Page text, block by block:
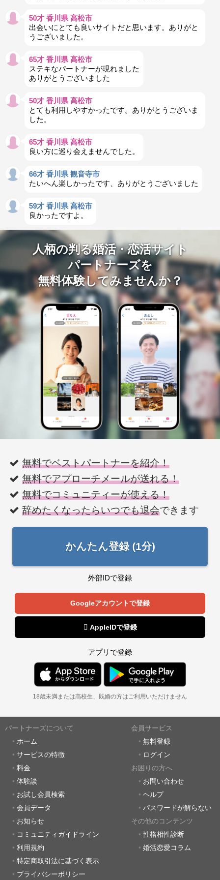
50才 香川県 高松市
出会いにとても良いサイトだと思います。ありがと
うございました。
65才 香川県 高松市
ステキなパートナーが現れました
ありがとうございました
50才 香川県 高松市
とても利用しやすかったです。ありがとうございま
した。
65才 香川県 高松市
良い方に巡り会えませんでした。
66才 香川県 観音寺市
たいへん楽しかったです、ありがとうございました
59才 香川県 高松市
良かったですよ。
人柄の判る婚活・恋活サイト
パートナーズを
無料体験してみませんか？
無料でベストパートナーを紹介！
無料でアプローチメールが送れる！
無料でコミュニティーが使える！
辞めたくなったらいつでも退会できます
かんたん登録 (1分)
外部IDで登録
Googleアカウントで登録
 AppleIDで登録
アプリで登録
18歳未満または高校生、既婚の方はご利用いただけません
パートナーズについて
ホーム
サービスの特徴
料金
体験談
お試し会員検索
会員データ
お知らせ
コミュニティガイドライン
利用規約
特定商取引法に基づく表示
プライバシーポリシー
会員サービス
無料登録
ログイン
お困りの方へ
お問い合わせ
ヘルプ
パスワードが解らない
その他のコンテンツ
性格相性診断
婚活恋愛コラム